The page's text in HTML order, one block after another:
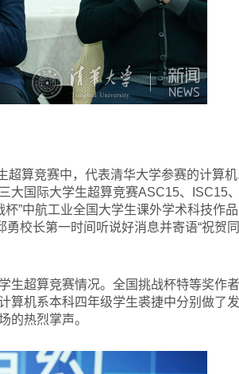
算竞赛中，代表清华大学参赛的计算
国际大学生超算竞赛ASC15、ISC15、
”中航工业全国大学生课外学术科技作
校长第一时间听说好消息并寄语“祝贺
生超算竞赛情况。全国挑战杯特等奖作
机系本科四年级学生裘捷中分别做了发
的热烈掌声。